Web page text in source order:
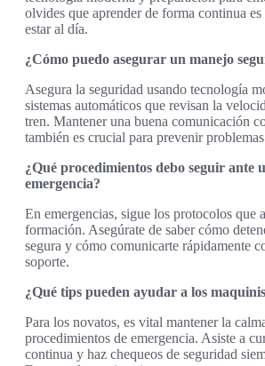
olvides que aprender de forma continua
estar al día.
¿Cómo puedo asegurar un manejo
Asegura la seguridad usando tecnología
sistemas automáticos que revisan la
tren. Mantener una buena comunicación
también es crucial para prevenir
¿Qué procedimientos debo seguir ante
emergencia?
En emergencias, sigue los protocolos que
formación. Asegúrate de saber cómo
segura y cómo comunicarte rápidamente
soporte.
¿Qué tips pueden ayudar a los
Para los novatos, es vital mantener la
procedimientos de emergencia. Asiste a
continua y haz chequeos de seguridad